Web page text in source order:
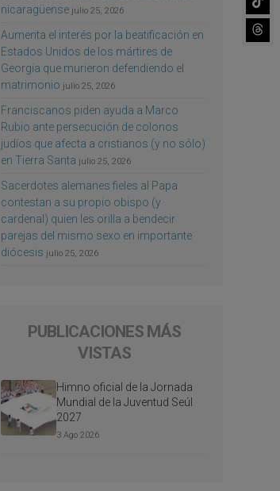
nicaragüense julio 25, 2026
Aumenta el interés por la beatificación en
Estados Unidos de los mártires de
Georgia que murieron defendiendo el
matrimonio julio 25, 2026
Franciscanos piden ayuda a Marco
Rubio ante persecución de colonos
judíos que afecta a cristianos (y no sólo)
en Tierra Santa julio 25, 2026
Sacerdotes alemanes fieles al Papa
contestan a su propio obispo (y
cardenal) quien les orilla a bendecir
parejas del mismo sexo en importante
diócesis julio 25, 2026
PUBLICACIONES MÁS
VISTAS
Himno oficial de la Jornada
Mundial de la Juventud Seúl
2027
3 Ago 2026